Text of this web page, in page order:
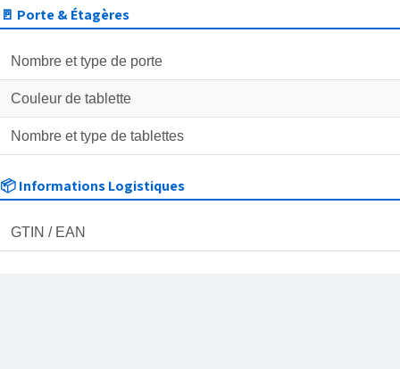
🚪 Porte & Étagères
Nombre et type de porte
Couleur de tablette
Nombre et type de tablettes
📦 Informations Logistiques
GTIN / EAN